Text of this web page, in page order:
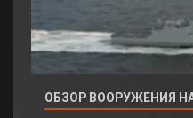
ОБЗОР ВООРУЖЕНИЯ